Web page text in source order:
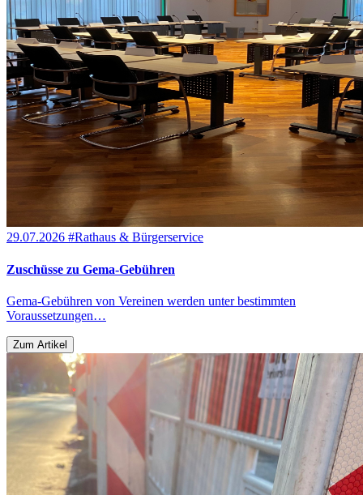
29.07.2026 #Rathaus & Bürgerservice
Zuschüsse zu Gema-Gebühren
Gema-Gebühren von Vereinen werden unter bestimmten
Voraussetzungen…
Zum Artikel